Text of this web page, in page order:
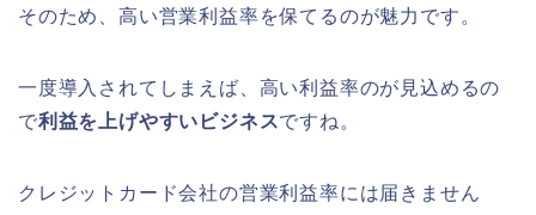
そのため、高い営業利益率を保てるのが魅力です。
一度導入されてしまえば、高い利益率のが見込めるの
で利益を上げやすいビジネスですね。
クレジットカード会社の営業利益率には届きません